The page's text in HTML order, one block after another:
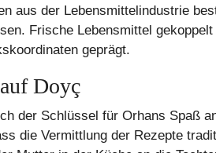
aus der Lebensmittelindustrie
Frische Lebensmittel
geprägt.
Doyç
der Schlüssel für Orhans Spaß
die Vermittlung der Rezepte